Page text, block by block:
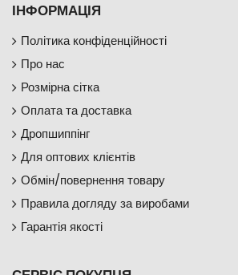
ІНФОРМАЦІЯ
Політика конфіденційності
Про нас
Розмірна сітка
Оплата та доставка
Дропшиппінг
Для оптових клієнтів
Обмін/повернення товару
Правила догляду за виробами
Гарантія якості